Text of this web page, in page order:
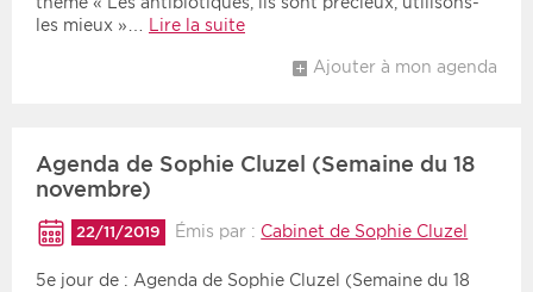
les mieux »…
Lire la suite
Ajouter à mon agenda
Agenda de Sophie Cluzel (Semaine du 18
novembre)
22/11/2019 Émis par : Cabinet de Sophie Cluzel
5e jour de : Agenda de Sophie Cluzel (Semaine du 18